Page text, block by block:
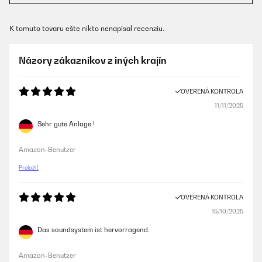
K tomuto tovaru ešte nikto nenapísal recenziu.
Názory zákazníkov z iných krajín
OVERENÁ KONTROLA
11/11/2025
Sehr gute Anlage !
Amazon-Benutzer
Preložiť
OVERENÁ KONTROLA
15/10/2025
Das soundsystem ist hervorragend.
Amazon-Benutzer